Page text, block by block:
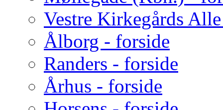
Vestre Kirkegårds
Ålborg - forside
Randers - forside
Århus - forside